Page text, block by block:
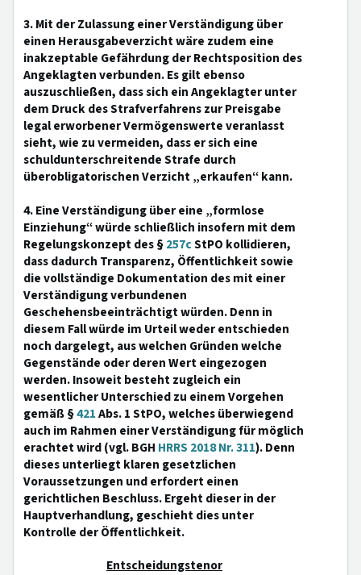
3. Mit der Zulassung einer Verständigung über
einen Herausgabeverzicht wäre zudem eine
inakzeptable Gefährdung der Rechtsposition des
Angeklagten verbunden. Es gilt ebenso
auszuschließen, dass sich ein Angeklagter unter
dem Druck des Strafverfahrens zur Preisgabe
legal erworbener Vermögenswerte veranlasst
sieht, wie zu vermeiden, dass er sich eine
schuldunterschreitende Strafe durch
überobligatorischen Verzicht „erkaufen“ kann.
4. Eine Verständigung über eine „formlose
Einziehung“ würde schließlich insofern mit dem
Regelungskonzept des §257cStPO kollidieren,
dass dadurch Transparenz, Öffentlichkeit sowie
die vollständige Dokumentation des mit einer
Verständigung verbundenen
Geschehensbeeinträchtigt würden. Denn in
diesem Fall würde im Urteil weder entschieden
noch dargelegt, aus welchen Gründen welche
Gegenstände oder deren Wert eingezogen
werden. Insoweit besteht zugleich ein
wesentlicher Unterschied zu einem Vorgehen
gemäß §421Abs. 1 StPO, welches überwiegend
auch im Rahmen einer Verständigung für möglich
erachtet wird (vgl. BGH HRRS 2018 Nr. 311). Denn
dieses unterliegt klaren gesetzlichen
Voraussetzungen und erfordert einen
gerichtlichen Beschluss. Ergeht dieser in der
Hauptverhandlung, geschieht dies unter
Kontrolle der Öffentlichkeit.
Entscheidungstenor